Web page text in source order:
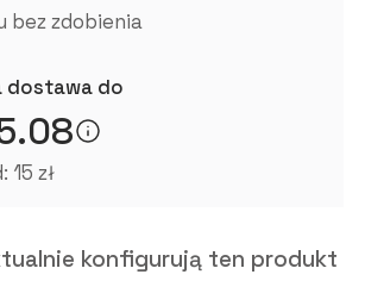
bez zdobienia
dostawa do
15 zł
konfigurują ten produkt